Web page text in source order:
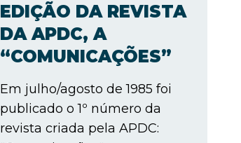
EDIÇÃO DA REVISTA
DA APDC, A
“COMUNICAÇÕES”
Em julho/agosto de 1985 foi
publicado o 1º número da
revista criada pela APDC: